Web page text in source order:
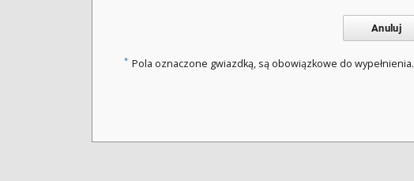
Anuluj
* Pola oznaczone gwiazdką, są obowiązkowe do wypełnienia.